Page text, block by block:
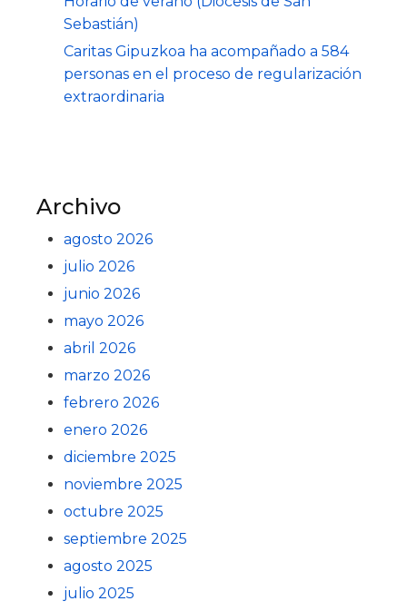
Sebastián)
Caritas Gipuzkoa ha acompañado a 584
personas en el proceso de regularización
extraordinaria
Archivo
agosto 2026
julio 2026
junio 2026
mayo 2026
abril 2026
marzo 2026
febrero 2026
enero 2026
diciembre 2025
noviembre 2025
octubre 2025
septiembre 2025
agosto 2025
julio 2025